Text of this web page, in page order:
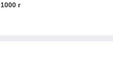
1000 г